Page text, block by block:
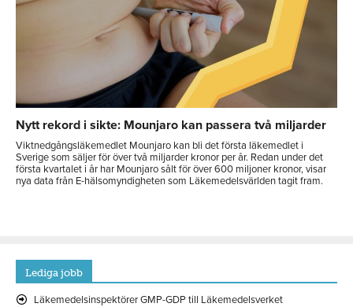
Nytt rekord i sikte: Mounjaro kan passera två miljarder
Viktnedgångsläkemedlet Mounjaro kan bli det första läkemedlet i
Sverige som säljer för över två miljarder kronor per år. Redan under det
första kvartalet i år har Mounjaro sålt för över 600 miljoner kronor, visar
nya data från E-hälsomyndigheten som Läkemedelsvärlden tagit fram.
Lediga jobb
Läkemedelsinspektörer GMP-GDP till Läkemedelsverket